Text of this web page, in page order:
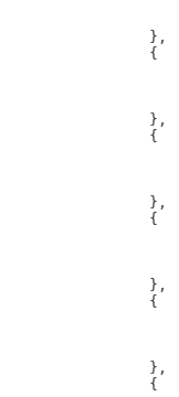
		},
		{
		},
		{
		},
		{
		},
		{
		},
		{